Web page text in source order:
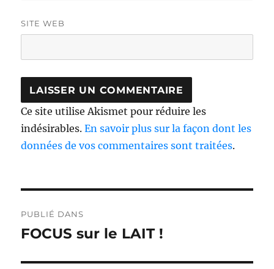
SITE WEB
Ce site utilise Akismet pour réduire les
indésirables.En savoir plus sur la façon dont les
données de vos commentaires sont traitées.
de
l’article
PUBLIÉ DANS
FOCUS sur le LAIT !